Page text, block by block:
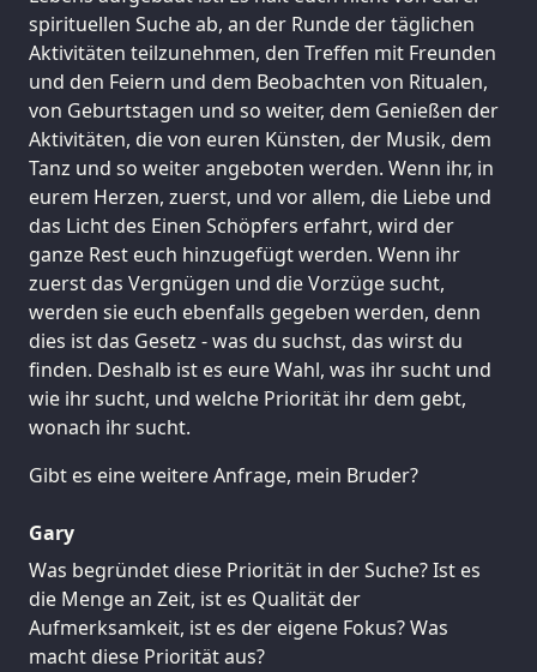
spirituellen Suche ab, an der Runde der täglichen
Aktivitäten teilzunehmen, den Treffen mit Freunden
und den Feiern und dem Beobachten von Ritualen,
von Geburtstagen und so weiter, dem Genießen der
Aktivitäten, die von euren Künsten, der Musik, dem
Tanz und so weiter angeboten werden. Wenn ihr, in
eurem Herzen, zuerst, und vor allem, die Liebe und
das Licht des Einen Schöpfers erfahrt, wird der
ganze Rest euch hinzugefügt werden. Wenn ihr
zuerst das Vergnügen und die Vorzüge sucht,
werden sie euch ebenfalls gegeben werden, denn
dies ist das Gesetz - was du suchst, das wirst du
finden. Deshalb ist es eure Wahl, was ihr sucht und
wie ihr sucht, und welche Priorität ihr dem gebt,
wonach ihr sucht.
Gibt es eine weitere Anfrage, mein Bruder?
Gary
Was begründet diese Priorität in der Suche? Ist es
die Menge an Zeit, ist es Qualität der
Aufmerksamkeit, ist es der eigene Fokus? Was
macht diese Priorität aus?